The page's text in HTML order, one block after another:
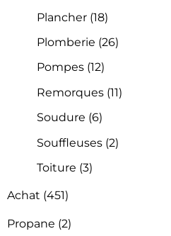
Plancher (18)
Plomberie (26)
Pompes (12)
Remorques (11)
Soudure (6)
Souffleuses (2)
Toiture (3)
Achat (451)
Propane (2)